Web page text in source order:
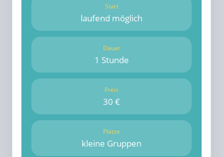
Start
laufend möglich
Dauer
1 Stunde
Preis
30 €
Plätze
kleine Gruppen